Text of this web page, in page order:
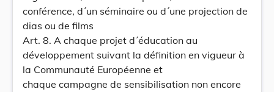
conférence, d´un séminaire ou d´une projection de
dias ou de films
Art. 8. A chaque projet d´éducation au
développement suivant la définition en vigueur à
la Communauté Européenne et
chaque campagne de sensibilisation non encore